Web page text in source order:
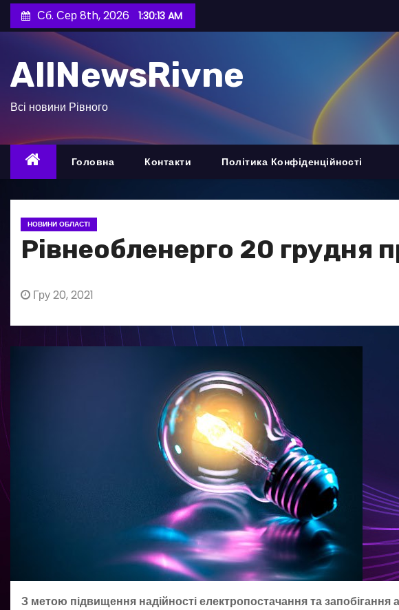
е
д
Сб. Сер 8th, 2026 1:30:14 AM
AllNewsRivne
Всі новини Рівного
Головна Контакти Політика Конфіденційності
НОВИНИ ОБЛАСТІ
Рівнеобленерго 20 грудня
Гру 20, 2021
З метою підвищення надійності електропостачання та